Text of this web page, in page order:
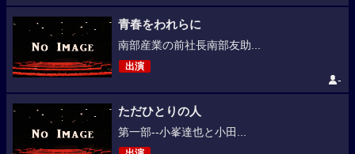
青春をわれらに
南部産業の前社長南部友助...
出演
-
ただひとりの人
第一部--小峯達也と小田...